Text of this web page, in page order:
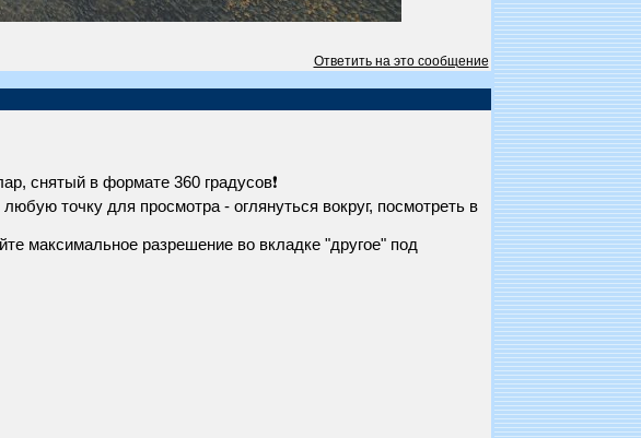
Ответить на это сообщение
снятый в формате 360 градусов❗
точку для просмотра - оглянуться вокруг, посмотреть в
максимальное разрешение во вкладке "другое" под